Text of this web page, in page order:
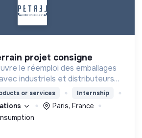
projet consigne
le réemploi des emballages
industriels et distributeurs
pragmatique et inter-opérable
emballages à usage unique.
or services Internship
Paris, France